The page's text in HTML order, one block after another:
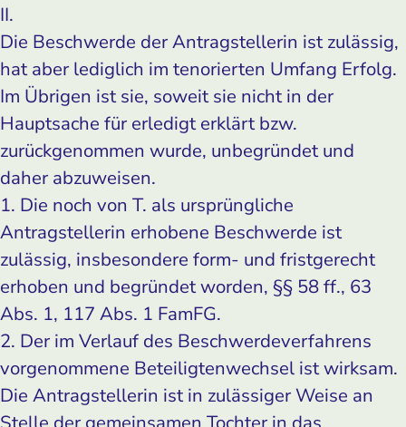
II.
Die Beschwerde der Antragstellerin ist zulässig,
hat aber lediglich im tenorierten Umfang Erfolg.
Im Übrigen ist sie, soweit sie nicht in der
Hauptsache für erledigt erklärt bzw.
zurückgenommen wurde, unbegründet und
daher abzuweisen.
1. Die noch von T. als ursprüngliche
Antragstellerin erhobene Beschwerde ist
zulässig, insbesondere form- und fristgerecht
erhoben und begründet worden, §§ 58 ff., 63
Abs. 1, 117 Abs. 1 FamFG.
2. Der im Verlauf des Beschwerdeverfahrens
vorgenommene Beteiligtenwechsel ist wirksam.
Die Antragstellerin ist in zulässiger Weise an